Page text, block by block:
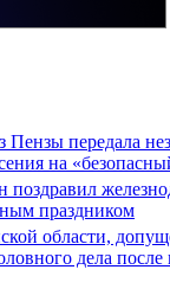
Пензы передала
на
поздравил
праздником
области,
дела